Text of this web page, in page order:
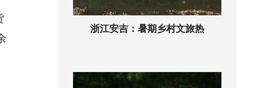
浙江安吉：暑期乡村文旅热